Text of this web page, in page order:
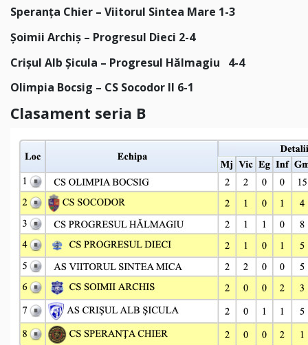
Speranța Chier – Viitorul Sintea Mare 1-3
Șoimii Archiș – Progresul Dieci 2-4
Crișul Alb Șicula – Progresul Hălmagiu 4-4
Olimpia Bocsig – CS Socodor II 6-1
Clasament seria B